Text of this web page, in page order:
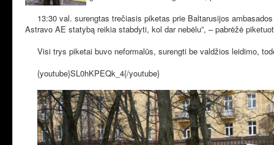
13:30 val. surengtas trečiasis piketas prie Baltarusijos
Astravo AE statybą reikia stabdyti, kol dar nebėlu”, – pabrėžė
Visi trys piketai buvo neformalūs, surengti be valdžios leidimo,
{youtube}SL0hKPEQk_4{/youtube}